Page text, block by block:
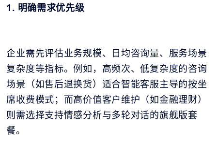
1. 明确需求优先级
企业需先评估业务规模、日均咨询量、服务场景
复杂度等指标。例如，高频次、低复杂度的咨询
场景（如售后退换货）适合智能客服主导的按坐
席收费模式；而高价值客户维护（如金融理财）
则需选择支持情感分析与多轮对话的旗舰版套
餐。